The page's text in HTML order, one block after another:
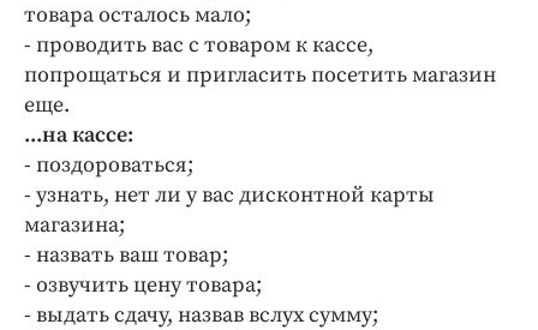
товара осталось мало;
- проводить вас с товаром к кассе,
попрощаться и пригласить посетить магазин
еще.
...на кассе:
- поздороваться;
- узнать, нет ли у вас дисконтной карты
магазина;
- назвать ваш товар;
- озвучить цену товара;
- выдать сдачу, назвав вслух сумму;